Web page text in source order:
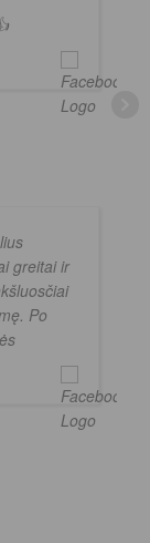
greitai ir
Po